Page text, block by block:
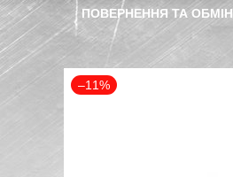
ПОВЕРНЕННЯ ТА ОБМІН
–11%